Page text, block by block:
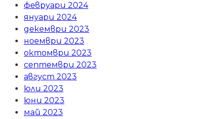
февруари 2024
януари 2024
декември 2023
ноември 2023
октомври 2023
септември 2023
август 2023
юли 2023
юни 2023
май 2023